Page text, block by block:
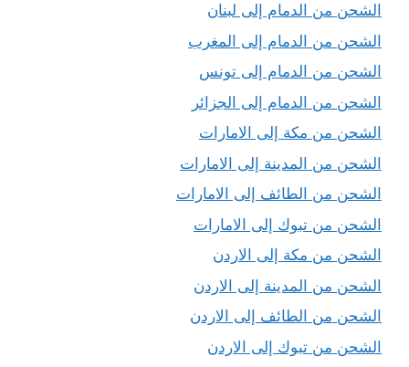
الشحن من الدمام إلى لبنان
الشحن من الدمام إلى المغرب
الشحن من الدمام إلى تونس
الشحن من الدمام إلى الجزائر
الشحن من مكة إلى الامارات
الشحن من المدينة إلى الامارات
الشحن من الطائف إلى الامارات
الشحن من تبوك إلى الامارات
الشحن من مكة إلى الاردن
الشحن من المدينة إلى الاردن
الشحن من الطائف إلى الاردن
الشحن من تبوك إلى الاردن